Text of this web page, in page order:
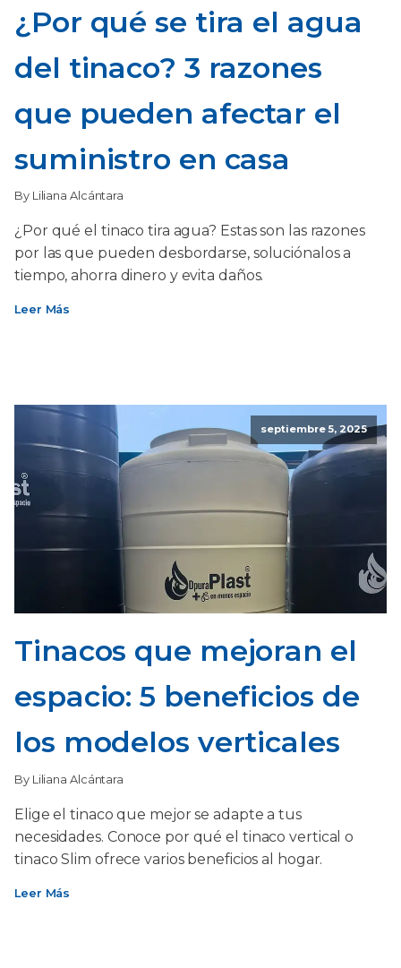
¿Por qué se tira el agua
del tinaco? 3 razones
que pueden afectar el
suministro en casa
By Liliana Alcántara
¿Por qué el tinaco tira agua? Estas son las razones
por las que pueden desbordarse, soluciónalos a
tiempo, ahorra dinero y evita daños.
Leer Más
septiembre 5, 2025
Tinacos que mejoran el
espacio: 5 beneficios de
los modelos verticales
By Liliana Alcántara
Elige el tinaco que mejor se adapte a tus
necesidades. Conoce por qué el tinaco vertical o
tinaco Slim ofrece varios beneficios al hogar.
Leer Más